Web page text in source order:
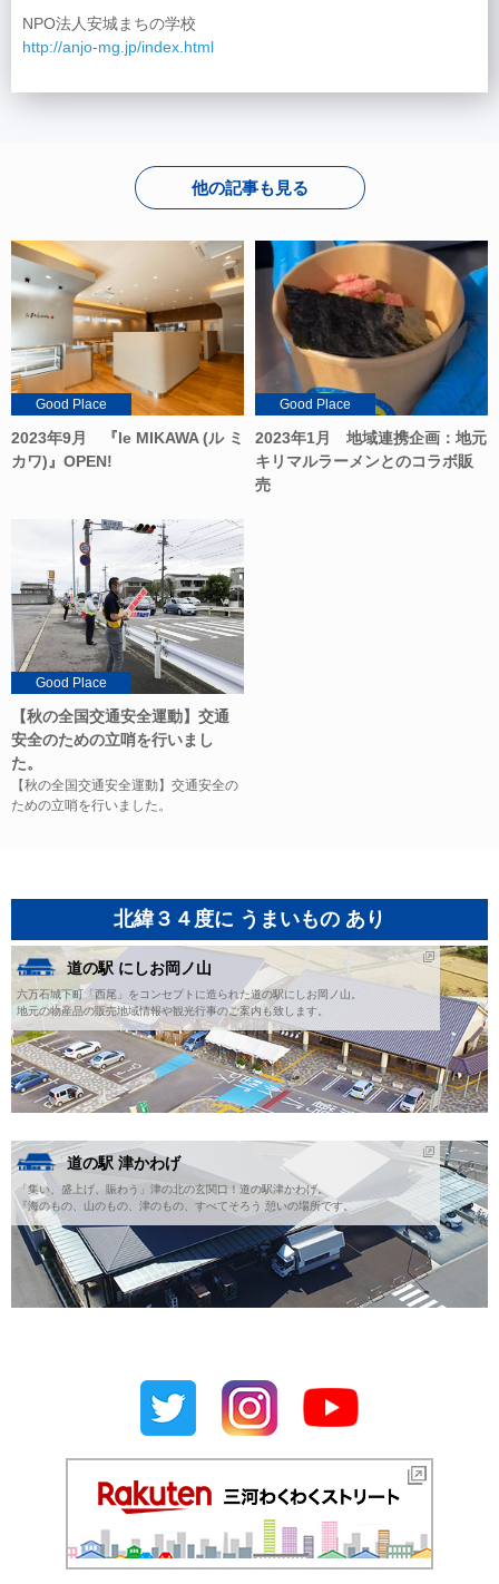
NPO法人安城まちの学校
http://anjo-mg.jp/index.html
他の記事も見る
Good Place
2023年9月 『le MIKAWA (ル ミ
カワ)』OPEN!
Good Place
2023年1月 地域連携企画：地元
キリマルラーメンとのコラボ販
売
Good Place
【秋の全国交通安全運動】交通
安全のための立哨を行いまし
た。
【秋の全国交通安全運動】交通安全の
ための立哨を行いました。
北緯３４度に うまいもの あり
道の駅 にしお岡ノ山
六万石城下町「西尾」をコンセプトに造られた道の駅にしお岡ノ山。
地元の物産品の販売地域情報や観光行事のご案内も致します。
道の駅 津かわげ
「集い、盛上げ、賑わう」津の北の玄関口！道の駅津かわげ。
『海のもの、山のもの、津のもの、すべてそろう 憩いの場所です。